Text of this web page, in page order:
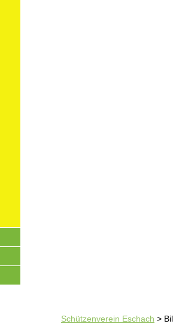
Schützenverein Eschach >